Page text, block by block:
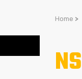
Home >